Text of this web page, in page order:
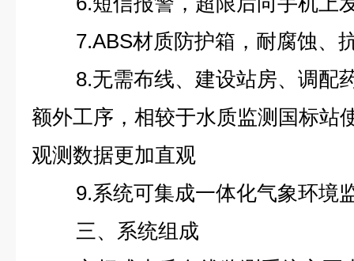
7.ABS材质防护箱，耐腐蚀、
8.无需布线、建设站房、调配
额外工序，相较于水质监测国标站
观测数据更加直观
9.系统可集成一体化气象环境
三、系统组成